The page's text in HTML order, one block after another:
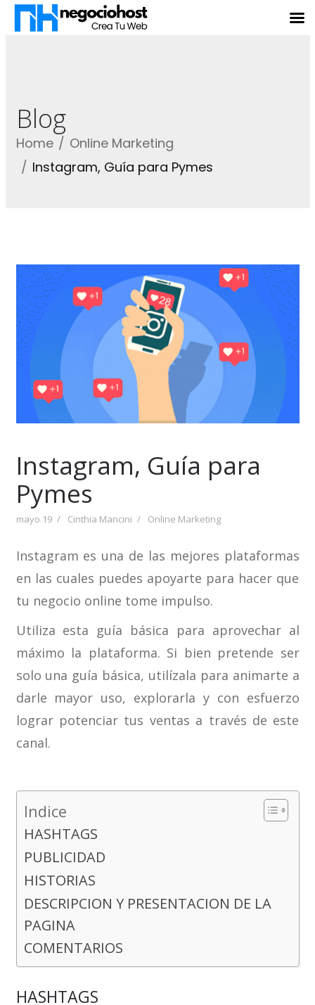
Blog
Home
Online Marketing
Instagram, Guía para Pymes
Instagram, Guía para
Pymes
mayo 19 Cinthia Mancini Online Marketing
Instagram es una de las mejores plataformas
en las cuales puedes apoyarte para hacer que
tu negocio online tome impulso.
Utiliza esta guía básica para aprovechar al
máximo la plataforma. Si bien pretende ser
solo una guía básica, utilízala para animarte a
darle mayor uso, explorarla y con esfuerzo
lograr potenciar tus ventas a través de este
canal.
Indice
HASHTAGS
PUBLICIDAD
HISTORIAS
DESCRIPCION Y PRESENTACION DE LA
PAGINA
COMENTARIOS
HASHTAGS